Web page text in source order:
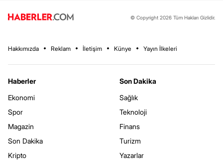
© Copyright 2026 Tüm Hakları Gizlidir.
Hakkımızda Reklam İletişim Künye Yayın İlkeleri
Haberler
Ekonomi
Spor
Magazin
Son Dakika
Kripto
Son Dakika
Sağlık
Teknoloji
Finans
Turizm
Yazarlar